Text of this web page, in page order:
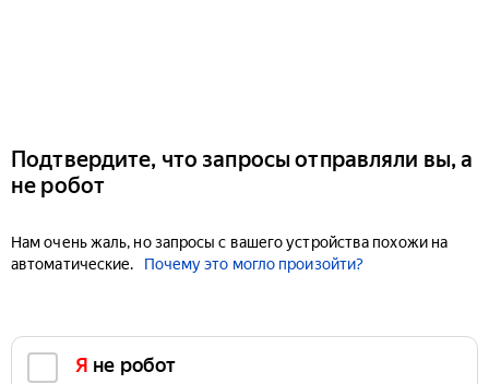
Подтвердите, что запросы отправляли вы, а
не робот
Нам очень жаль, но запросы с вашего устройства похожи на
автоматические.
Почему это могло произойти?
Я не робот